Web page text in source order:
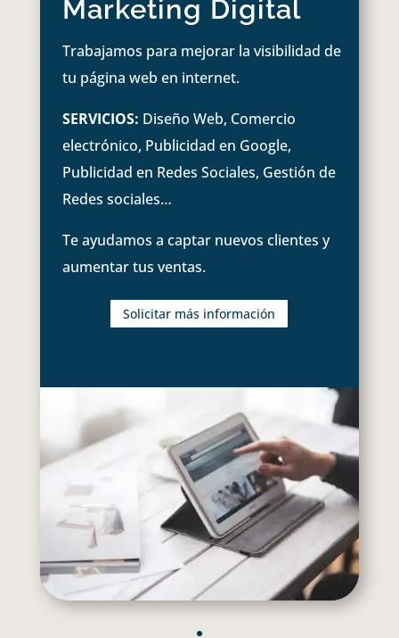
Marketing Digital
Trabajamos para mejorar la visibilidad de
tu página web en internet.
SERVICIOS: Diseño Web, Comercio
electrónico, Publicidad en Google,
Publicidad en Redes Sociales, Gestión de
Redes sociales…
Te ayudamos a captar nuevos clientes y
aumentar tus ventas.
Solicitar más información